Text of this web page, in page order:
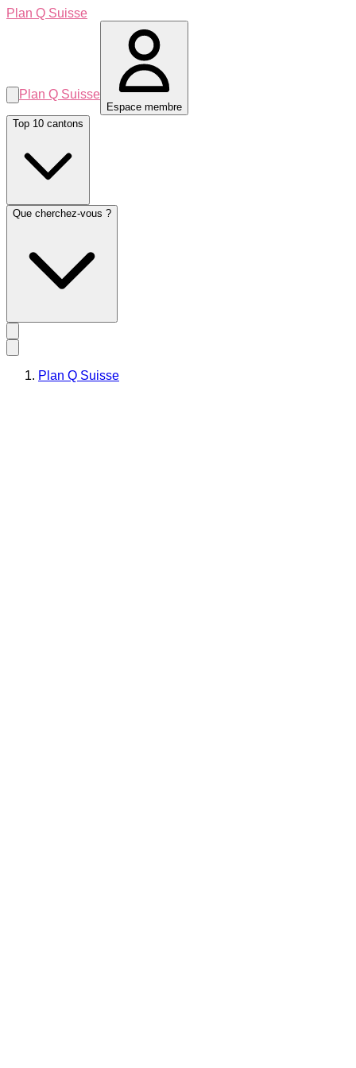
Plan Q Suisse
Plan Q Suisse
Espace membre
Top 10 cantons
Que cherchez-vous ?
Plan Q Suisse